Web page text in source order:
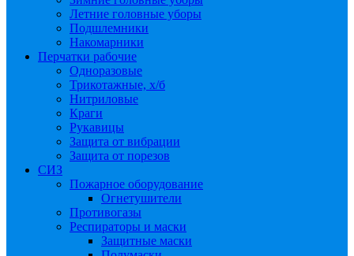
Летние головные уборы
Подшлемники
Накомарники
Перчатки рабочие
Одноразовые
Трикотажные, х/б
Нитриловые
Краги
Рукавицы
Защита от вибрации
Защита от порезов
СИЗ
Пожарное оборудование
Огнетушители
Противогазы
Респираторы и маски
Защитные маски